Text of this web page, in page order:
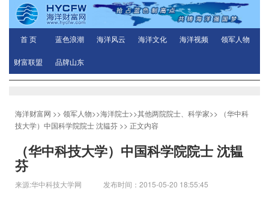
首 页 蓝色浪潮 海洋风云 海洋文化 海洋视频 领军人物
财富联盟 品牌山东
海洋财富网 >> 领军人物>>海洋院士>>其他两院院士、科学家>>
（华中科
技大学）中国科学院院士 沈韫芬 >> 正文内容
（华中科技大学）中国科学院院士 沈韫
芬
来源:华中科技大学网 发布时间：2015-05-20 18:55:45